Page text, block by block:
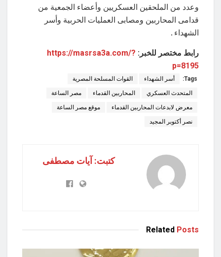
وعدد من الملحقين العسكريين وأعضاء الجمعية من
قدامى المحاربين ومصابى العمليات الحربية وأسر
الشهداء .
رابط مختصر للخبر: https://masrsa3a.com/?
p=8195
Tags: أسر الشهداء القوات المسلحة المصرية
المتحدث العسكري المحاربين القدماء مصر الساعة
معرض لابدعات المحاربين القدماء موقع مصر الساعة
نصر أكتوبر المجيد
كتبت: آيات مصطفى
Related Posts